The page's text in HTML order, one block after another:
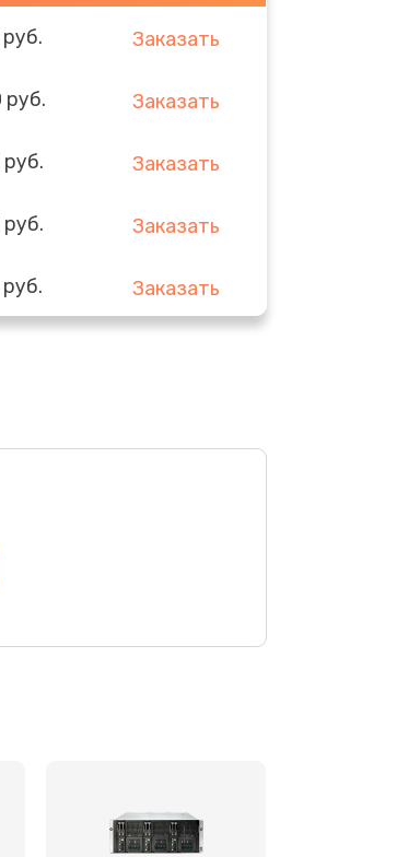
Заказать
Заказать
Заказать
Заказать
Заказать
Заказать
Заказать